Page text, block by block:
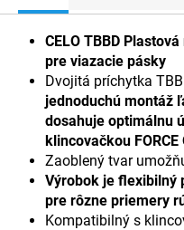
CELO TBBD
pre viazacie pásky
Dvojitá príchytka
jednoduchú montáž
dosahuje optimálnu
klincovačkou FORCE
Zaoblený tvar
Výrobok je flexibilný
pre rôzne priemery
Kompatibilný s